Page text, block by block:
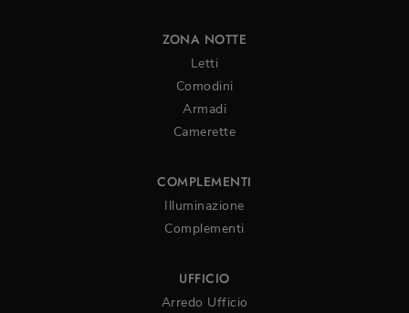
ZONA NOTTE
Letti
Comodini
Armadi
Camerette
COMPLEMENTI
Illuminazione
Complementi
UFFICIO
Arredo Ufficio